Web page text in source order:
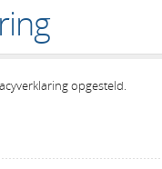
opgesteld.